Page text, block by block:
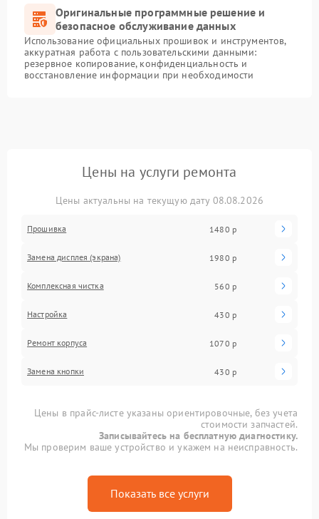
Оригинальные программные решение и
безопасное обслуживание данных
Использование официальных прошивок и инструментов,
аккуратная работа с пользовательскими данными:
резервное копирование, конфиденциальность и
восстановление информации при необходимости
Цены на услуги ремонта
Цены актуальны на текущую дату 08.08.2026
Прошивка 1480 р
Замена дисплея (экрана) 1980 р
Комплексная чистка 560 р
Настройка 430 р
Ремонт корпуса 1070 р
Замена кнопки 430 р
Цены в прайс-листе указаны ориентировочные, без учета
стоимости запчастей.
Записывайтесь на бесплатную диагностику.
Мы проверим ваше устройство и укажем на неисправность.
Показать все услуги